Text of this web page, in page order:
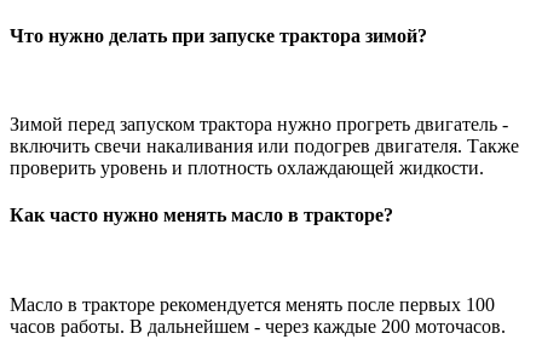
Что нужно делать при запуске трактора зимой?
Зимой перед запуском трактора нужно прогреть двигатель -
включить свечи накаливания или подогрев двигателя. Также
проверить уровень и плотность охлаждающей жидкости.
Как часто нужно менять масло в тракторе?
Масло в тракторе рекомендуется менять после первых 100
часов работы. В дальнейшем - через каждые 200 моточасов.